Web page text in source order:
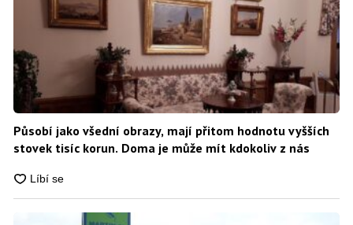
Působí jako všední obrazy, mají přitom hodnotu vyšších
stovek tisíc korun. Doma je může mít kdokoliv z nás